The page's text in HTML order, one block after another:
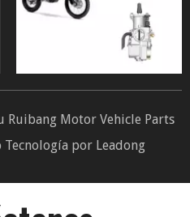
Motor Vehicle Parts
Tecnología por Leadong